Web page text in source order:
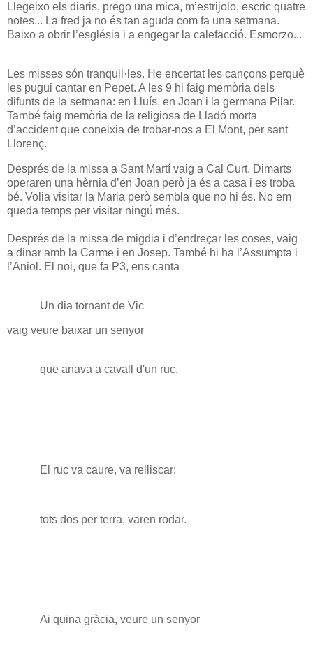
Llegeixo els diaris, prego una mica, m’estrijolo, escric quatre
notes... La fred ja no és tan aguda com fa una setmana.
Baixo a obrir l’església i a engegar la calefacció. Esmorzo...
Les misses són tranquil·les. He encertat les cançons perquè
les pugui cantar en Pepet. A les 9 hi faig memòria dels
difunts de la setmana: en Lluís, en Joan i la germana Pilar.
També faig memòria de la religiosa de Lladó morta
d’accident que coneixia de trobar-nos a El Mont, per sant
Llorenç.
Després de la missa a Sant Martí vaig a Cal Curt. Dimarts
operaren una hèrnia d’en Joan però ja és a casa i es troba
bé. Volia visitar la Maria però sembla que no hi és. No em
queda temps per visitar ningú més.
Després de la missa de migdia i d’endreçar les coses, vaig
a dinar amb la Carme i en Josep. També hi ha l’Assumpta i
l’Aniol. El noi, que fa P3, ens canta
Un dia tornant de Vic
vaig veure baixar un senyor
que anava a cavall d'un ruc.
El ruc va caure, va relliscar:
tots dos per terra, varen rodar.
Ai quina gràcia, veure un senyor